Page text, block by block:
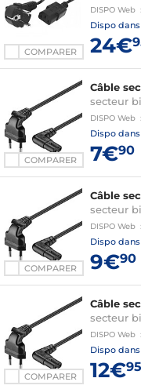
COMPARER
DISPO Web :
Dispo dans
24€
COMPARER
Câble
secteur
DISPO Web :
Dispo dans
7€90
COMPARER
Câble
secteur
DISPO Web :
Dispo dans
9€90
COMPARER
Câble
secteur
DISPO Web :
Dispo dans
12€95